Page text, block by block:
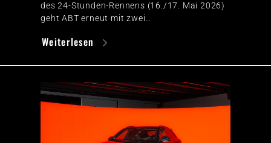
des 24-Stunden-Rennens (16./17. Mai 2026)
geht ABT erneut mit zwei…
Weiterlesen